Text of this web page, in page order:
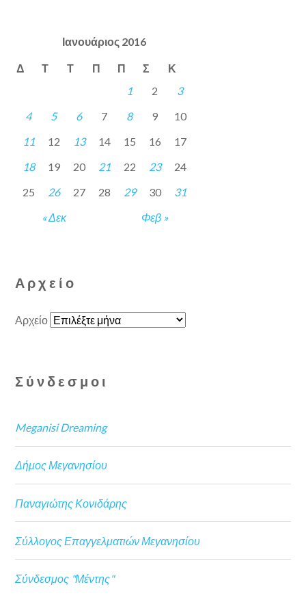
Ιανουάριος 2016
Δ Τ Τ Π Π Σ Κ
« Δεκ Φεβ »
1 2
3
4
5 6 7 8 9
10
11
12 13 14 15 16
17
18
19 20 21 22 23
24
25
26 27 28 29 30 31
Αρχείο
Αρχείο
Σύνδεσμοι
Meganisi Dreaming
Δήμος Μεγανησίου
Παναγιώτης Κονιδάρης
Σύλλογος Επαγγελματιών Μεγανησίου
Σύνδεσμος "Μέντης"